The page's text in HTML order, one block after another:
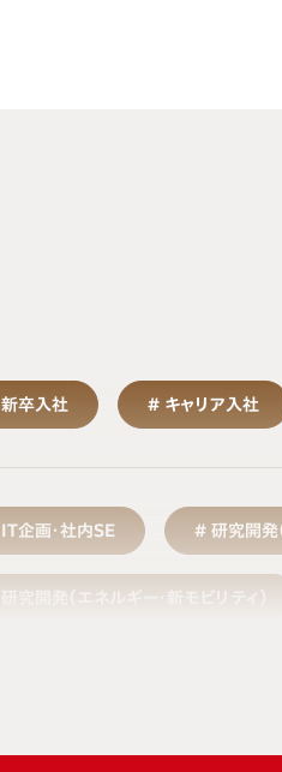
新卒入社 キャリア入社
IT企画・社内SE 研究開発
研究開発（エネルギー・新モビリティ）